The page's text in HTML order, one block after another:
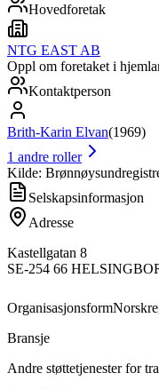
Hovedforetak
NTG EAST AB
Oppl om foretaket i
Kontaktperson
Brith-Karin Elvan(1969)
1 andre roller
Kilde:
Selskapsinformasjon
Adresse
Kastellgatan 8
SE-254 66
Organisasjonsform
Bransje
Andre støttetjenester for